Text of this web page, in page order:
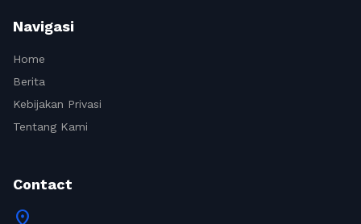
Navigasi
Home
Berita
Kebijakan Privasi
Tentang Kami
Contact
location_on